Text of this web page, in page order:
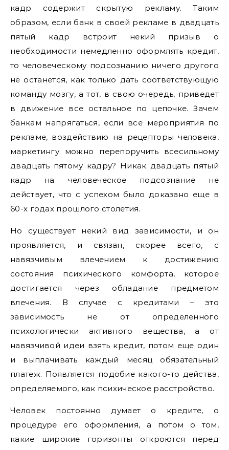
кадр содержит скрытую рекламу. Таким
образом, если банк в своей рекламе в двадцать
пятый кадр встроит некий призыв о
необходимости немедленно оформлять кредит,
то человеческому подсознанию ничего другого
не останется, как только дать соответствующую
команду мозгу, а тот, в свою очередь, приведет
в движение все остальное по цепочке. Зачем
банкам напрягаться, если все мероприятия по
рекламе, воздействию на рецепторы человека,
маркетингу можно перепоручить всесильному
двадцать пятому кадру? Никак двадцать пятый
кадр на человеческое подсознание не
действует, что с успехом было доказано еще в
60-х годах прошлого столетия.
Но существует некий вид зависимости, и он
проявляется, и связан, скорее всего, с
навязчивым влечением к достижению
состояния психического комфорта, которое
достигается через обладание предметом
влечения. В случае с кредитами – это
зависимость не от определенного
психологически активного вещества, а от
навязчивой идеи взять кредит, потом еще один
и выплачивать каждый месяц обязательный
платеж. Появляется подобие какого-то действа,
определяемого, как психическое расстройство.
Человек постоянно думает о кредите, о
процедуре его оформления, а потом о том,
какие широкие горизонты откроются перед